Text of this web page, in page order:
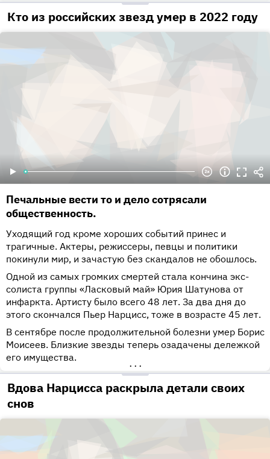
Кто из российских звезд умер в 2022 году
Печальные вести то и дело сотрясали
общественность.
Уходящий год кроме хороших событий принес и
трагичные. Актеры, режиссеры, певцы и политики
покинули мир, и зачастую без скандалов не обошлось.
Одной из самых громких смертей стала кончина экс-
солиста группы «Ласковый май» Юрия Шатунова от
инфаркта. Артисту было всего 48 лет. За два дня до
этого скончался Пьер Нарцисс, тоже в возрасте 45 лет.
В сентябре после продолжительной болезни умер Борис
Моисеев. Близкие звезды теперь озадачены дележкой
его имущества.
•••
Вдова Нарцисса раскрыла детали своих
снов